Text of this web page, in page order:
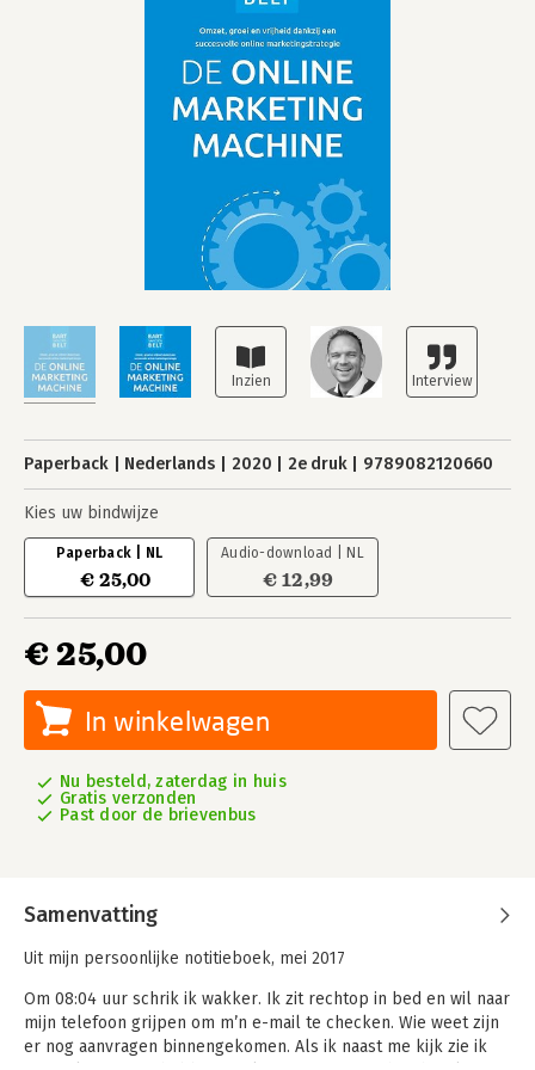
Paperback Nederlands 2020 2e druk 9789082120660
Kies uw bindwijze
Paperback | NL
€ 25,00
Audio-download | NL
€ 12,99
€ 25,00
In winkelwagen
Nu besteld, zaterdag in huis
Gratis verzonden
Past door de brievenbus
Samenvatting
Uit mijn persoonlijke notitieboek, mei 2017
Om 08:04 uur schrik ik wakker. Ik zit rechtop in bed en wil naar
mijn telefoon grijpen om m’n e-mail te checken. Wie weet zijn
er nog aanvragen binnengekomen. Als ik naast me kijk zie ik